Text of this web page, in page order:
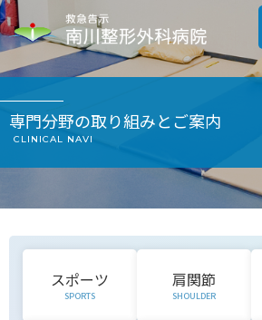
専門分野の取り組みとご案内
CLINICAL NAVI
スポーツ
SPORTS
肩関節
SHOULDER